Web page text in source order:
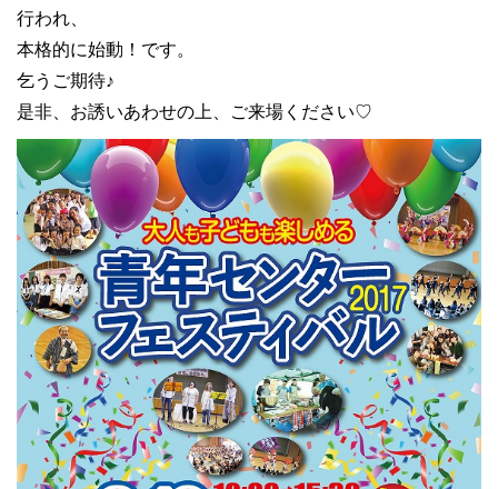
行われ、
本格的に始動！です。
乞うご期待♪
是非、お誘いあわせの上、ご来場ください♡